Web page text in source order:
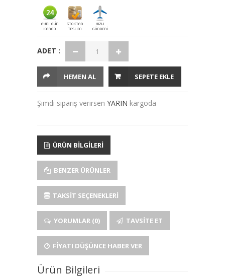
ADET :
HEMEN AL SEPETE EKLE
Şimdi sipariş verirsen YARIN kargoda
ÜRÜN BILGILERI
BENZER ÜRÜNLER
TAKSIT SEÇENEKLERI
YORUMLAR (0) TAVSITE ET
FIYATI DÜŞÜNCE HABER VER
Ürün Bilgileri